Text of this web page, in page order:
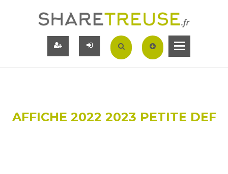
AFFICHE 2022 2023 PETITE DEF